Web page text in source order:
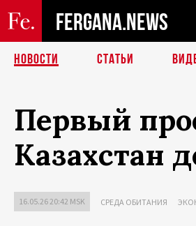
FERGANA.NEWS
НОВОСТИ СТАТЬИ
Первый
Казахстан
16.05.26 20:42 MSK СРЕДА ОБИТАНИЯ